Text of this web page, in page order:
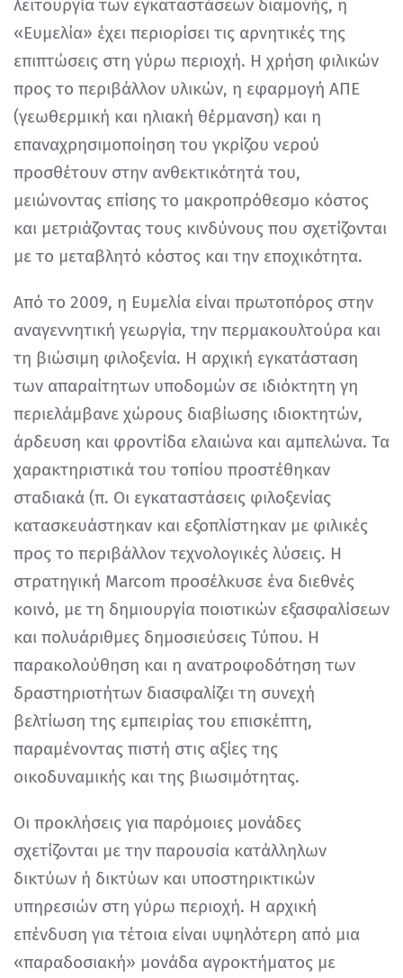
λειτουργία των εγκαταστάσεων διαμονής, η
«Ευμελία» έχει περιορίσει τις αρνητικές της
επιπτώσεις στη γύρω περιοχή. Η χρήση φιλικών
προς το περιβάλλον υλικών, η εφαρμογή ΑΠΕ
(γεωθερμική και ηλιακή θέρμανση) και η
επαναχρησιμοποίηση του γκρίζου νερού
προσθέτουν στην ανθεκτικότητά του,
μειώνοντας επίσης το μακροπρόθεσμο κόστος
και μετριάζοντας τους κινδύνους που σχετίζονται
με το μεταβλητό κόστος και την εποχικότητα.
Από το 2009, η Ευμελία είναι πρωτοπόρος στην
αναγεννητική γεωργία, την περμακουλτούρα και
τη βιώσιμη φιλοξενία. Η αρχική εγκατάσταση
των απαραίτητων υποδομών σε ιδιόκτητη γη
περιελάμβανε χώρους διαβίωσης ιδιοκτητών,
άρδευση και φροντίδα ελαιώνα και αμπελώνα. Τα
χαρακτηριστικά του τοπίου προστέθηκαν
σταδιακά (π. Οι εγκαταστάσεις φιλοξενίας
κατασκευάστηκαν και εξοπλίστηκαν με φιλικές
προς το περιβάλλον τεχνολογικές λύσεις. Η
στρατηγική Marcom προσέλκυσε ένα διεθνές
κοινό, με τη δημιουργία ποιοτικών εξασφαλίσεων
και πολυάριθμες δημοσιεύσεις Τύπου. Η
παρακολούθηση και η ανατροφοδότηση των
δραστηριοτήτων διασφαλίζει τη συνεχή
βελτίωση της εμπειρίας του επισκέπτη,
παραμένοντας πιστή στις αξίες της
οικοδυναμικής και της βιωσιμότητας.
Οι προκλήσεις για παρόμοιες μονάδες
σχετίζονται με την παρουσία κατάλληλων
δικτύων ή δικτύων και υποστηρικτικών
υπηρεσιών στη γύρω περιοχή. Η αρχική
επένδυση για τέτοια είναι υψηλότερη από μια
«παραδοσιακή» μονάδα αγροκτήματος με